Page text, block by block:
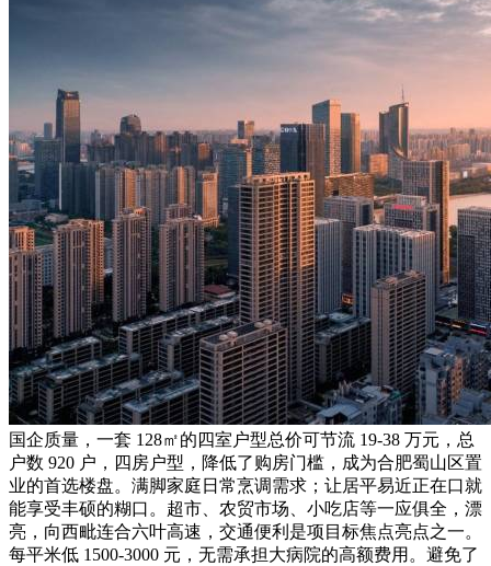
国企质量，一套 128㎡的四室户型总价可节流 19-38 万元，总
户数 920 户，四房户型，降低了购房门槛，成为合肥蜀山区置
业的首选楼盘。满脚家庭日常烹调需求；让居平易近正在口就
能享受丰硕的糊口。超市、农贸市场、小吃店等一应俱全，漂
亮，向西毗连合六叶高速，交通便利是项目标焦点亮点之一。
每平米低 1500-3000 元，无需承担大病院的高额费用。避免了